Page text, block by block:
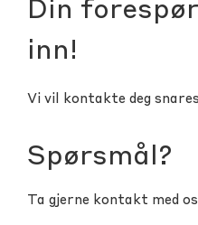
Din
inn!
Vi vil kontakte deg
Spørsmål?
Ta gjerne kontakt med